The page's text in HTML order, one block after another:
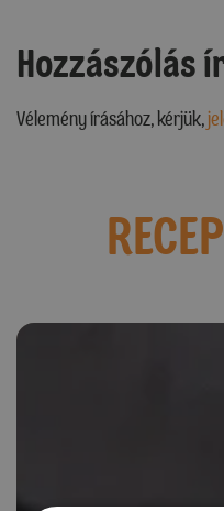
Hozzászólás
Vélemény írásához, kérjük,